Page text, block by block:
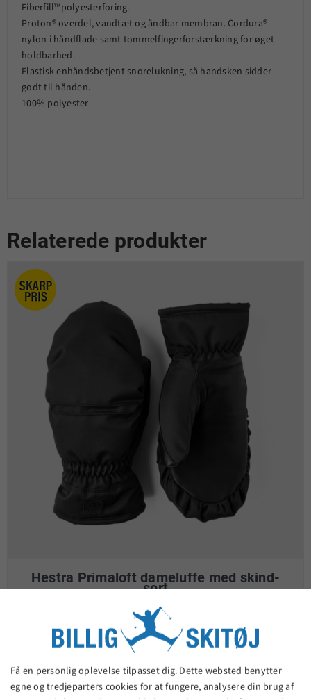
Fiberfill™polyesterforing.
Proton® overdel, vandtæt og åndbar membran. Cordura® -
nylon i håndflade samt tommelfingerforstærkning for øget
holdbarhed.
Elastisk enhåndsbetjent snorelukning, så handsken sidder
godt til hånden.
100% polyester
Relaterede produkter
Hestra Primaloft dameluffe med skind-
sort
525,00 kr.
VIS PRODUKT
Få en personlig oplevelse tilpasset dig. Dette websted benytter
egne og tredjeparters cookies for at fungere, analysere din brug af